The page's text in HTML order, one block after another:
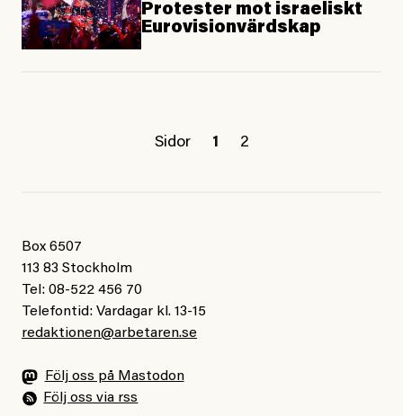
Protester mot israeliskt
Eurovisionvärdskap
Sidor 1 2
Box 6507
113 83 Stockholm
Tel: 08-522 456 70
Telefontid: Vardagar kl. 13-15
redaktionen@arbetaren.se
Följ oss på Mastodon
Följ oss via rss